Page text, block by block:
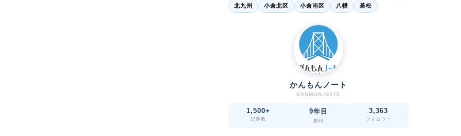
北九州 小倉北区 小倉南区 八幡 若松
かんもんノート
KANMON NOTE
1,500+
記事数
9年目
創刊
3,363
フォロワー